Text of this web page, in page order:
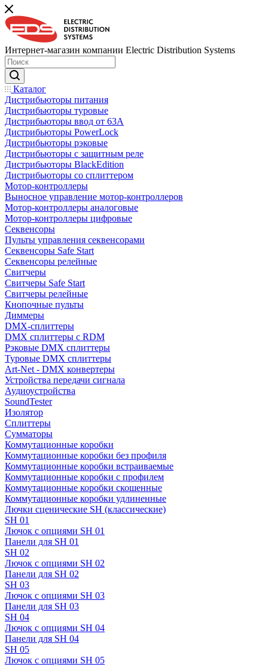
Интернет-магазин компании Electric Distribution Systems
Каталог
Дистрибьюторы питания
Дистрибьюторы туровые
Дистрибьюторы ввод от 63A
Дистрибьюторы PowerLock
Дистрибьюторы рэковые
Дистрибьюторы с защитным реле
Дистрибьюторы BlackEdition
Дистрибьюторы со сплиттером
Мотор-контроллеры
Выносное управление мотор-контроллеров
Мотор-контроллеры аналоговые
Мотор-контроллеры цифровые
Секвенсоры
Пульты управления секвенсорами
Секвенсоры Safe Start
Секвенсоры релейные
Свитчеры
Свитчеры Safe Start
Свитчеры релейные
Кнопочные пульты
Диммеры
DMX-сплиттеры
DMX сплиттеры с RDM
Рэковые DMX сплиттеры
Туровые DMX сплиттеры
Art-Net - DMX конвертеры
Устройства передачи сигнала
Аудиоустройства
SoundTester
Изолятор
Сплиттеры
Сумматоры
Коммутационные коробки
Коммутационные коробки без профиля
Коммутационные коробки встраиваемые
Коммутационные коробки с профилем
Коммутационные коробки скошенные
Коммутационные коробки удлиненные
Лючки сценические SH (классические)
SH 01
Лючок с опциями SH 01
Панели для SH 01
SH 02
Лючок с опциями SH 02
Панели для SH 02
SH 03
Лючок с опциями SH 03
Панели для SH 03
SH 04
Лючок с опциями SH 04
Панели для SH 04
SH 05
Лючок с опциями SH 05